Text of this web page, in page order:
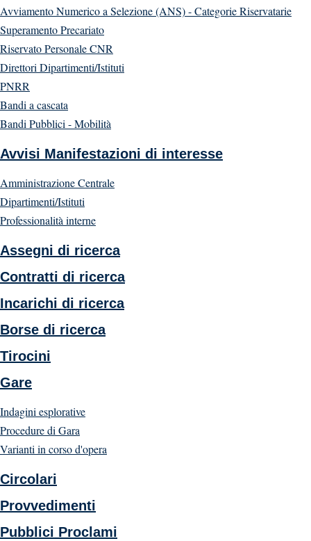
Avviamento Numerico a Selezione (ANS) - Categorie Riservatarie
Superamento Precariato
Riservato Personale CNR
Direttori Dipartimenti/Istituti
PNRR
Bandi a cascata
Bandi Pubblici - Mobilità
Avvisi Manifestazioni di interesse
Amministrazione Centrale
Dipartimenti/Istituti
Professionalità interne
Assegni di ricerca
Contratti di ricerca
Incarichi di ricerca
Borse di ricerca
Tirocini
Gare
Indagini esplorative
Procedure di Gara
Varianti in corso d'opera
Circolari
Provvedimenti
Pubblici Proclami